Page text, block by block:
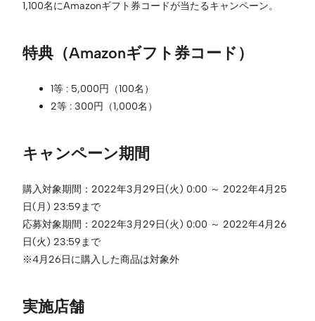
1,100名にAmazonギフト券コードが当たるキャンペーン。
特典（Amazonギフト券コード）
1等 : 5,000円（100名）
2等 : 300円（1,000名）
キャンペーン期間
購入対象期間：2022年3月29日(火) 0:00 ～ 2022年4月25
日(月) 23:59まで
応募対象期間：2022年3月29日(火) 0:00 ～ 2022年4月26
日(火) 23:59まで
※4月26日に購入した商品は対象外
実施店舗